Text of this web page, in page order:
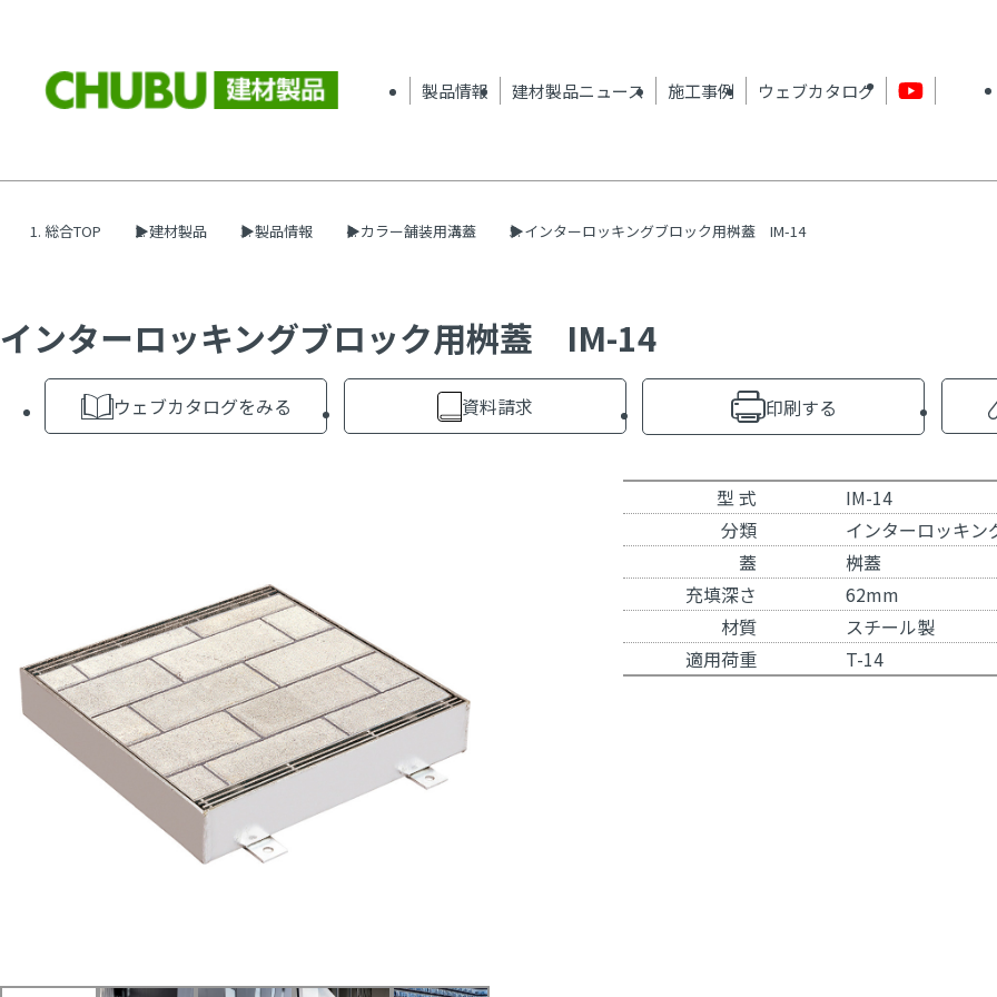
製品情報 建材製品ニュース 施工事例 ウェブカタログ
総合TOP 建材製品 製品情報 カラー舗装用溝蓋 インターロッキングブロック用桝蓋 IM-14
インターロッキングブロック用桝蓋 IM-14
ウェブカタログをみる 資料請求 印刷する
型 式
IM-14
分類
インターロッキン
蓋
桝蓋
充填深さ
62mm
材質
スチール製
適用荷重
T-14